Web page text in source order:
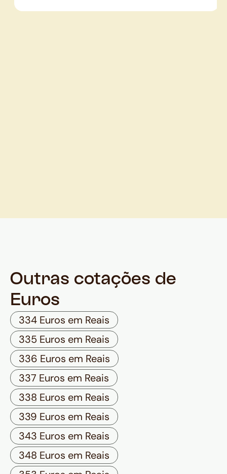
Outras cotações de
Euros
334 Euros em Reais
335 Euros em Reais
336 Euros em Reais
337 Euros em Reais
338 Euros em Reais
339 Euros em Reais
343 Euros em Reais
348 Euros em Reais